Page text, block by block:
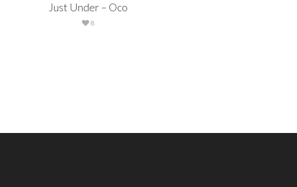
Just Under – Oco
8